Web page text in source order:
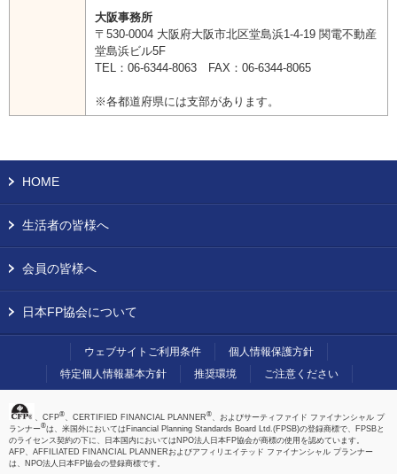
大阪事務所
〒530-0004 大阪府大阪市北区堂島浜1-4-19 関電不動産
堂島浜ビル5F
TEL：06-6344-8063 FAX：06-6344-8065
※各都道府県には支部があります。
HOME
生活者の皆様へ
会員の皆様へ
日本FP協会について
ウェブサイトご利用条件
個人情報保護方針
特定個人情報基本方針
推奨環境 ご注意ください
、CFP®、CERTIFIED FINANCIAL PLANNER®、およびサーティファイド ファイナンシャル プ
ランナー®は、米国外においてはFinancial Planning Standards Board Ltd.(FPSB)の登録商標で、FPSBと
のライセンス契約の下に、日本国内においてはNPO法人日本FP協会が商標の使用を認めています。
AFP、AFFILIATED FINANCIAL PLANNERおよびアフィリエイテッド ファイナンシャル プランナー
は、NPO法人日本FP協会の登録商標です。